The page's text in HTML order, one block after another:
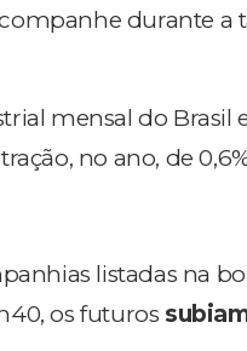
durante a
mensal do Brasil
no ano, de
listadas na
os futuros